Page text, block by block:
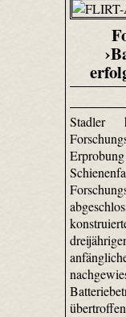
Stadler